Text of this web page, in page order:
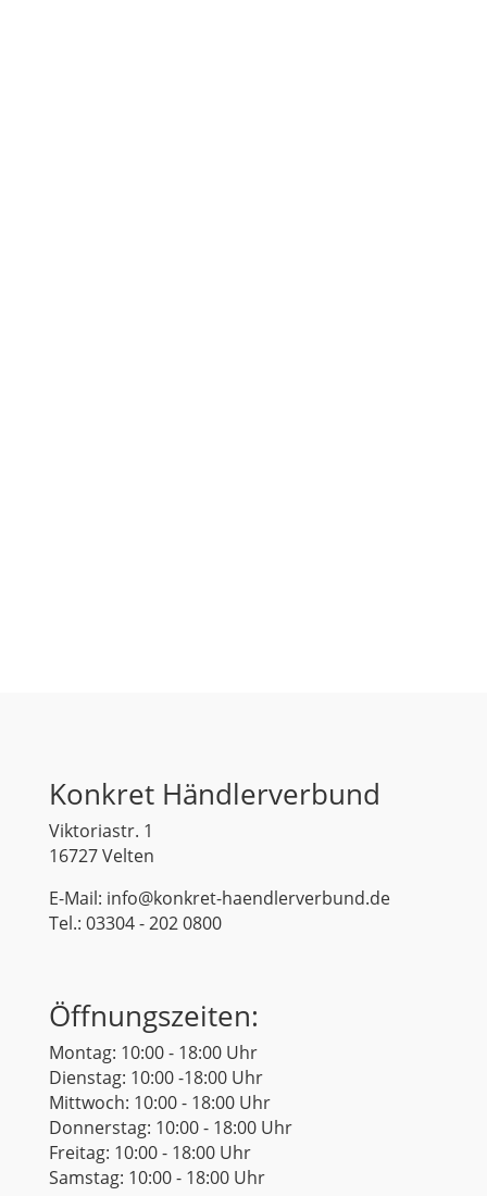
Konkret Händlerverbund
Viktoriastr. 1
16727 Velten
E-Mail: info@konkret-haendlerverbund.de
Tel.: 03304 - 202 0800
Öffnungszeiten:
Montag: 10:00 - 18:00 Uhr
Dienstag: 10:00 -18:00 Uhr
Mittwoch: 10:00 - 18:00 Uhr
Donnerstag: 10:00 - 18:00 Uhr
Freitag: 10:00 - 18:00 Uhr
Samstag: 10:00 - 18:00 Uhr